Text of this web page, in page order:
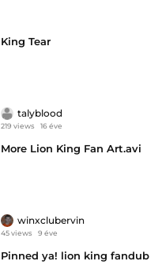
King Tear
talyblood
219 views 16 éve
More Lion King Fan Art.avi
winxclubervin
45 views 9 éve
Pinned ya! lion king fandub